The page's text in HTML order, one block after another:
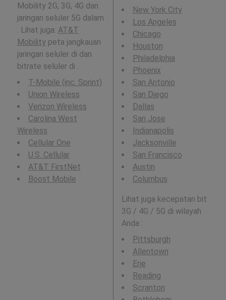
Mobility 2G, 3G, 4G dan
jaringan seluler 5G dalam
. Lihat juga: AT&T
Mobilitypeta jangkauan
jaringan seluler di dan
bitrate seluler di .
T-Mobile (inc. Sprint)
Union Wireless
Verizon Wireless
Carolina West
Wireless
Cellular One
U.S. Cellular
AT&T FirstNet
Boost Mobile
New York City
Los Angeles
Chicago
Houston
Philadelphia
Phoenix
San Antonio
San Diego
Dallas
San Jose
Indianapolis
Jacksonville
San Francisco
Austin
Columbus
Lihat juga kecepatan bit
3G / 4G / 5G di wilayah
Anda :
Pittsburgh
Allentown
Erie
Reading
Scranton